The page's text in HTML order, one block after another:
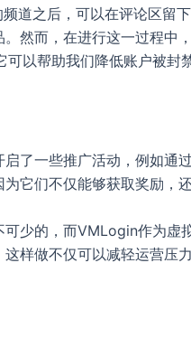
道之后，可以在评论区留
然而，在进行这一过程中
以帮助我们降低账户被封
了一些推广活动，例如通
它们不仅能够获取奖励，
少的，而VMLogin作为虚
样做不仅可以减轻运营压